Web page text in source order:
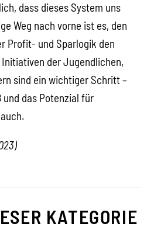
dass dieses System uns
Weg nach vorne ist es, den
Profit- und Sparlogik den
der Jugendlichen,
sind ein wichtiger Schritt –
das Potenzial für
)
KATEGORIE